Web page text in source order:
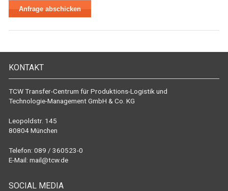
KONTAKT
TCW Transfer-Centrum für Produktions-Logistik und
Technologie-Management GmbH & Co. KG
Leopoldstr. 145
80804 München
Telefon: 089 / 360523-0
E-Mail: mail@tcw.de
SOCIAL MEDIA